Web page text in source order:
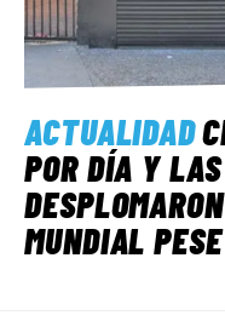
ACTUALIDAD
POR DÍA Y
MUNDIAL